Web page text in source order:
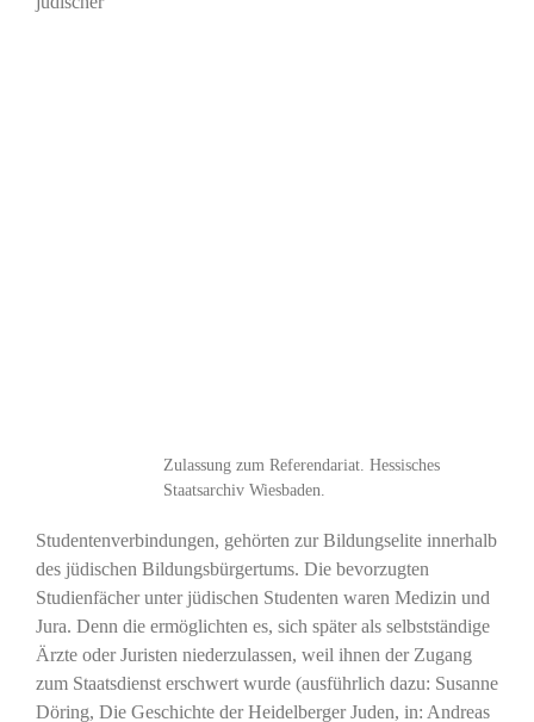
Zulassung zum Referendariat. Hessisches
Staatsarchiv Wiesbaden.
Studentenverbindungen, gehörten zur Bildungselite innerhalb
des jüdischen Bildungsbürgertums. Die bevorzugten
Studienfächer unter jüdischen Studenten waren Medizin und
Jura. Denn die ermöglichten es, sich später als selbstständige
Ärzte oder Juristen niederzulassen, weil ihnen der Zugang
zum Staatsdienst erschwert wurde (ausführlich dazu: Susanne
Döring, Die Geschichte der Heidelberger Juden, in: Andreas